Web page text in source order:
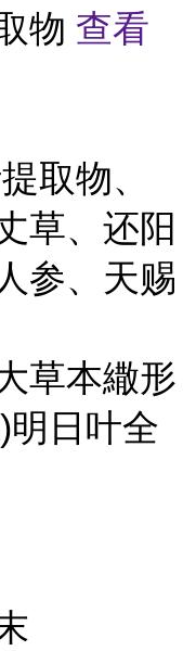
物 查看
取物、
草、还阳
参、天赐
草本繖形
明日叶全